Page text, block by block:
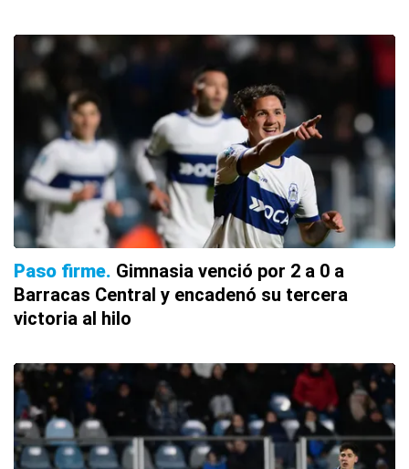
Paso firme Gimnasia venció por 2 a 0 a
Barracas Central y encadenó su tercera
victoria al hilo